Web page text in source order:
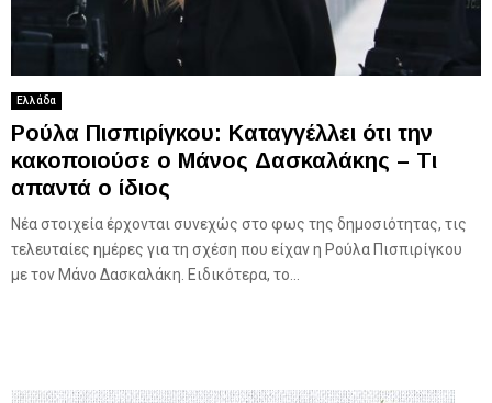
Ελλάδα
Ρούλα Πισπιρίγκου: Καταγγέλλει ότι την
κακοποιούσε ο Μάνος Δασκαλάκης – Τι
απαντά ο ίδιος
Νέα στοιχεία έρχονται συνεχώς στο φως της δημοσιότητας, τις
τελευταίες ημέρες για τη σχέση που είχαν η Ρούλα Πισπιρίγκου
με τον Μάνο Δασκαλάκη. Ειδικότερα, το...